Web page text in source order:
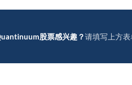
股票感兴趣？请填写上方表